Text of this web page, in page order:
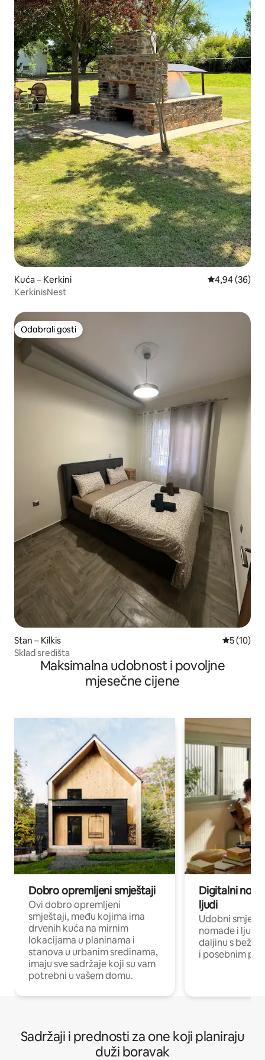
Kuća – Kerkini Prosječna
4,94 (36)
KerkinisNest
Odabrali gosti
Odabrali gosti
Stan – Kilkis Prosječna
5 (10)
Sklad središta
Maksimalna udobnost i povoljne
mjesečne cijene
Dobro opremljeni smještaji
Ovi dobro opremljeni
smještaji, među kojima ima
drvenih kuća na mirnim
lokacijama u planinama i
stanova u urbanim sredinama,
imaju sve sadržaje koji su vam
potrebni u vašem domu.
Digitalni
ljudi
Udobni
nomade i ljude
daljinu s
i posebnim
Sadržaji i prednosti za one koji planiraju
duži boravak